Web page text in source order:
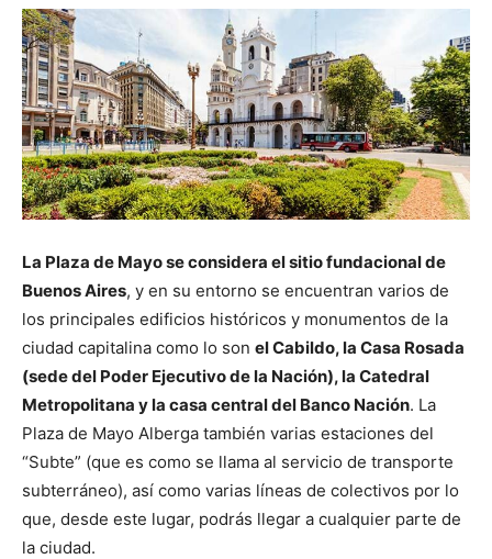
La Plaza de Mayo se considera el sitio fundacional de
Buenos Aires, y en su entorno se encuentran varios de
los principales edificios históricos y monumentos de la
ciudad capitalina como lo son el Cabildo, la Casa Rosada
(sede del Poder Ejecutivo de la Nación), la Catedral
Metropolitana y la casa central del Banco Nación. La
Plaza de Mayo Alberga también varias estaciones del
“Subte” (que es como se llama al servicio de transporte
subterráneo), así como varias líneas de colectivos por lo
que, desde este lugar, podrás llegar a cualquier parte de
la ciudad.